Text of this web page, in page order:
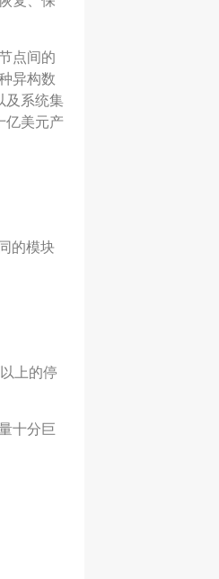
点间的
异构数
及系统集
亿美元产
的模块
上的停
十分巨